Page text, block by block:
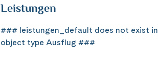
Leistungen
### leistungen_default does not exist in
object type Ausflug ###